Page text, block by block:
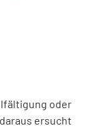
oder
ersucht